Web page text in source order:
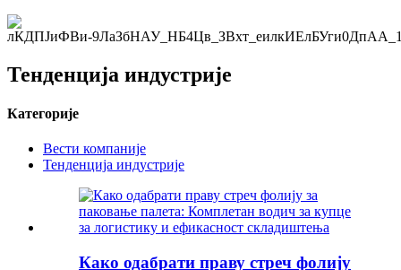
Тенденција индустрије
Категорије
Вести компаније
Тенденција индустрије
Како одабрати праву стреч фолију